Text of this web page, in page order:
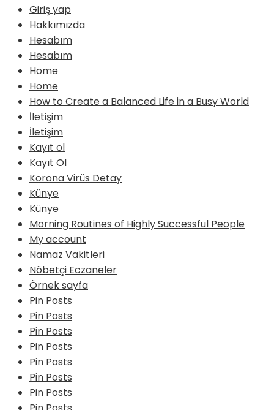
Giriş yap
Hakkımızda
Hesabım
Hesabım
Home
Home
How to Create a Balanced Life in a Busy World
İletişim
İletişim
Kayıt ol
Kayıt Ol
Korona Virüs Detay
Künye
Künye
Morning Routines of Highly Successful People
My account
Namaz Vakitleri
Nöbetçi Eczaneler
Örnek sayfa
Pin Posts
Pin Posts
Pin Posts
Pin Posts
Pin Posts
Pin Posts
Pin Posts